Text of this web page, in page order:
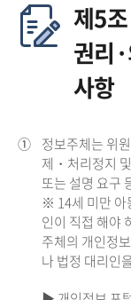
제5
권리
사항
① 정보주체는 위
제・처리정지
또는 설명 요구
※ 14세 미만 아
인이 직접 해야
주체의 개인정
나 법정 대리인